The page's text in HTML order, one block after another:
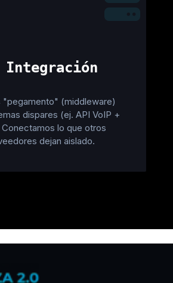
"pegamento" (middleware)
dispares (ej. API VoIP +
lo que otros
dejan aislado.